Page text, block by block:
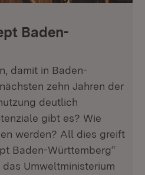
Baden-
damit in Baden-
zehn Jahren der
deutlich
gibt es? Wie
werden? All dies greift
Baden-Württemberg“
Umweltministerium